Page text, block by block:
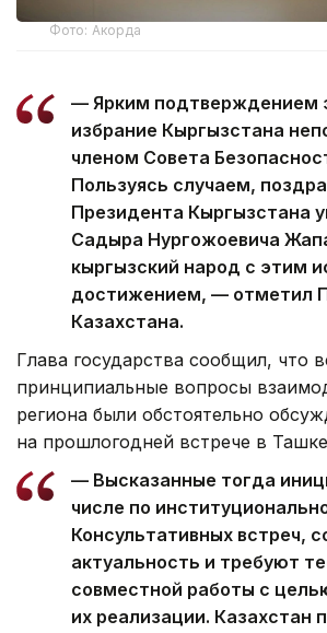
Фото: Акорда
— Ярким подтверждением
избрание Кыргызстана
членом Совета
Пользуясь случаем,
Президента Кыргызстана
Садыра Нургожоевича
кыргызский народ с этим
достижением, — отметил
Казахстана.
Глава государства сообщил, что
принципиальные вопросы
региона были обстоятельно
на прошлогодней встрече в
— Высказанные тогда
числе по
Консультативных встреч,
актуальность и требуют
совместной работы с
их реализации. Казахстан